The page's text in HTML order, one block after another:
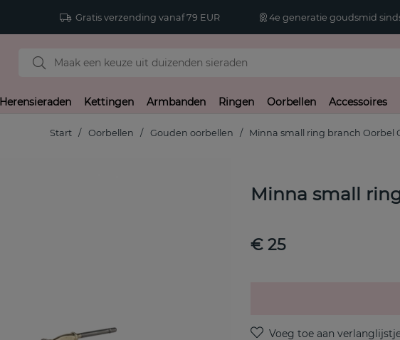
Gratis verzending vanaf 79 EUR 4e generatie goudsmid sinds
Herensieraden Kettingen Armbanden Ringen Oorbellen Accessoires
Start Oorbellen Gouden oorbellen Minna small ring branch Oorbel
Minna small
€ 25